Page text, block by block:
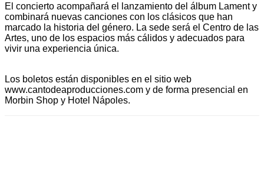
El concierto acompañará el lanzamiento del álbum Lament y
combinará nuevas canciones con los clásicos que han
marcado la historia del género. La sede será el Centro de las
Artes, uno de los espacios más cálidos y adecuados para
vivir una experiencia única.
Los boletos están disponibles en el sitio web
www.cantodeaproducciones.com y de forma presencial en
Morbin Shop y Hotel Nápoles.